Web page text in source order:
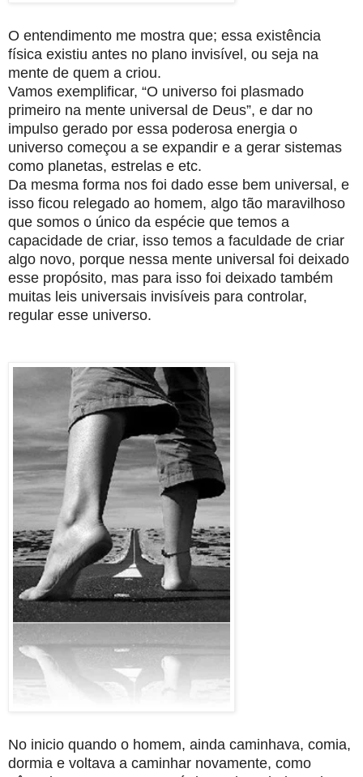
O entendimento me mostra que; essa existência
física existiu antes no plano invisível, ou seja na
mente de quem a criou.
Vamos exemplificar, “O universo foi plasmado
primeiro na mente universal de Deus”, e dar no
impulso gerado por essa poderosa energia o
universo começou a se expandir e a gerar sistemas
como planetas, estrelas e etc.
Da mesma forma nos foi dado esse bem universal, e
isso ficou relegado ao homem, algo tão maravilhoso
que somos o único da espécie que temos a
capacidade de criar, isso temos a faculdade de criar
algo novo, porque nessa mente universal foi deixado
esse propósito, mas para isso foi deixado também
muitas leis universais invisíveis para controlar,
regular esse universo.
No inicio quando o homem, ainda caminhava, comia,
dormia e voltava a caminhar novamente, como